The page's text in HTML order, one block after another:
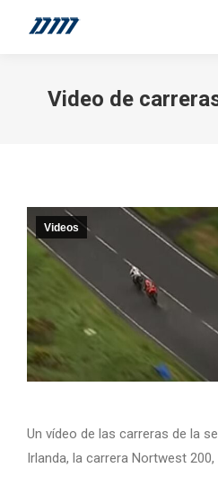
Video de
Videos
Un vídeo de las carreras de la
Irlanda, la carrera Nortwest